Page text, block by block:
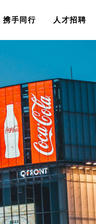
携手同行 人才招聘